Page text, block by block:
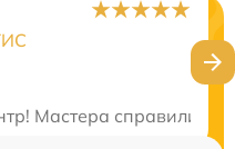
Мастера справились